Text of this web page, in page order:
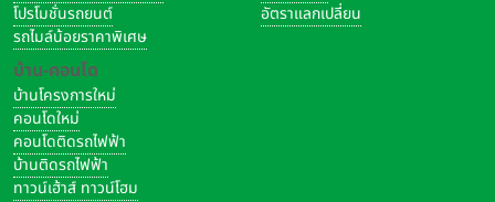
โปรโมชั่นรถยนต์
รถไมล์น้อยราคาพิเศษ
บ้าน-คอนโด
บ้านโครงการใหม่
คอนโดใหม่
คอนโดติดรถไฟฟ้า
บ้านติดรถไฟฟ้า
ทาวน์เฮ้าส์ ทาวน์โฮม
อัตราแลกเปลี่ยน